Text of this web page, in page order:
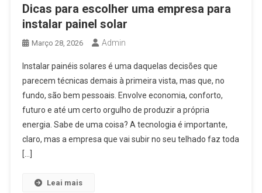
Dicas para escolher uma empresa para
instalar painel solar
Março 28, 2026 Admin
Instalar painéis solares é uma daquelas decisões que
parecem técnicas demais à primeira vista, mas que, no
fundo, são bem pessoais. Envolve economia, conforto,
futuro e até um certo orgulho de produzir a própria
energia. Sabe de uma coisa? A tecnologia é importante,
claro, mas a empresa que vai subir no seu telhado faz toda
[…]
Leai mais